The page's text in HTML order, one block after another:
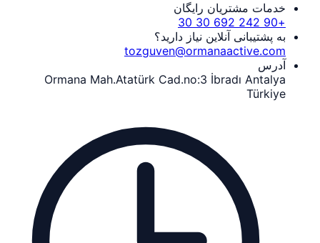
خدمات مشتریان رایگان
+90 242 692 30 30
به پشتیبانی آنلاین نیاز دارید؟
tozguven@ormanaactive.com
آدرس
Ormana Mah.Atatürk Cad.no:3 İbradı Antalya
Türkiye